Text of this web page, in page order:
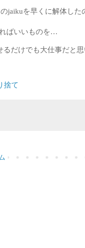
jaikuを早くに解体した
ばいいものを…
だけでも大仕事だと思
捨て